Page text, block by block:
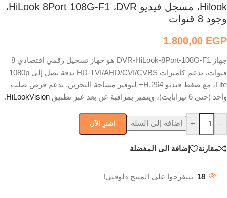
Hilook، مسجل فيديو HiLook 8Port 108G-F1 ،DVR،
وجود 8 قنوات
1.800,00 EGP
جهاز DVR-HiLook-8Port-108G-F1 هو جهاز تسجيل رقمي اقتصادي 8
قنوات، يدعم كاميرات HD-TVI/AHD/CVI/CVBS بدقة تصل إلى 1080p
Lite، مع ضغط فيديو H.264+ لتوفير مساحة التخزين. يدعم قرص صلب
واحد (حتى 6 تيرابايت)، ويتميز بمراقبة عن بعد عبر تطبيق
HiLookVision
.
-
+ إضافة إلى السلة اشترِ الآن
مقارنة إضافة الى المفضلة
18 بيتفرجوا على المنتج دلوقتي!